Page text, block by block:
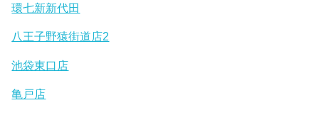
環七新新代田
八王子野猿街道店2
池袋東口店
亀戸店